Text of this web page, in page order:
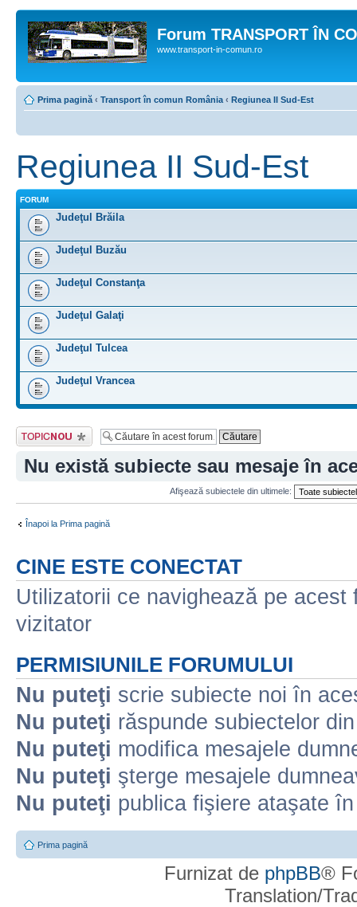
Forum TRANSPORT ÎN
www.transport-in-comun.ro
Prima pagină ‹ Transport în comun România ‹ Regiunea II Sud-Est
Regiunea II Sud-Est
FORUM
Judeţul Brăila
Judeţul Buzău
Judeţul Constanţa
Judeţul Galaţi
Judeţul Tulcea
Judeţul Vrancea
Scrie un subiect
nou
Nu există subiecte sau mesaje în
Afişează subiectele din ultimele:
Înapoi la Prima pagină
CINE ESTE CONECTAT
Utilizatorii ce navighează pe
vizitator
PERMISIUNILE FORUMULUI
Nu puteţi scrie subiecte noi în
Nu puteţi răspunde subiectelor
Nu puteţi modifica mesajele
Nu puteţi şterge mesajele
Nu puteţi publica fişiere ataşate
Prima pagină
Furnizat de phpBB®
Translation/